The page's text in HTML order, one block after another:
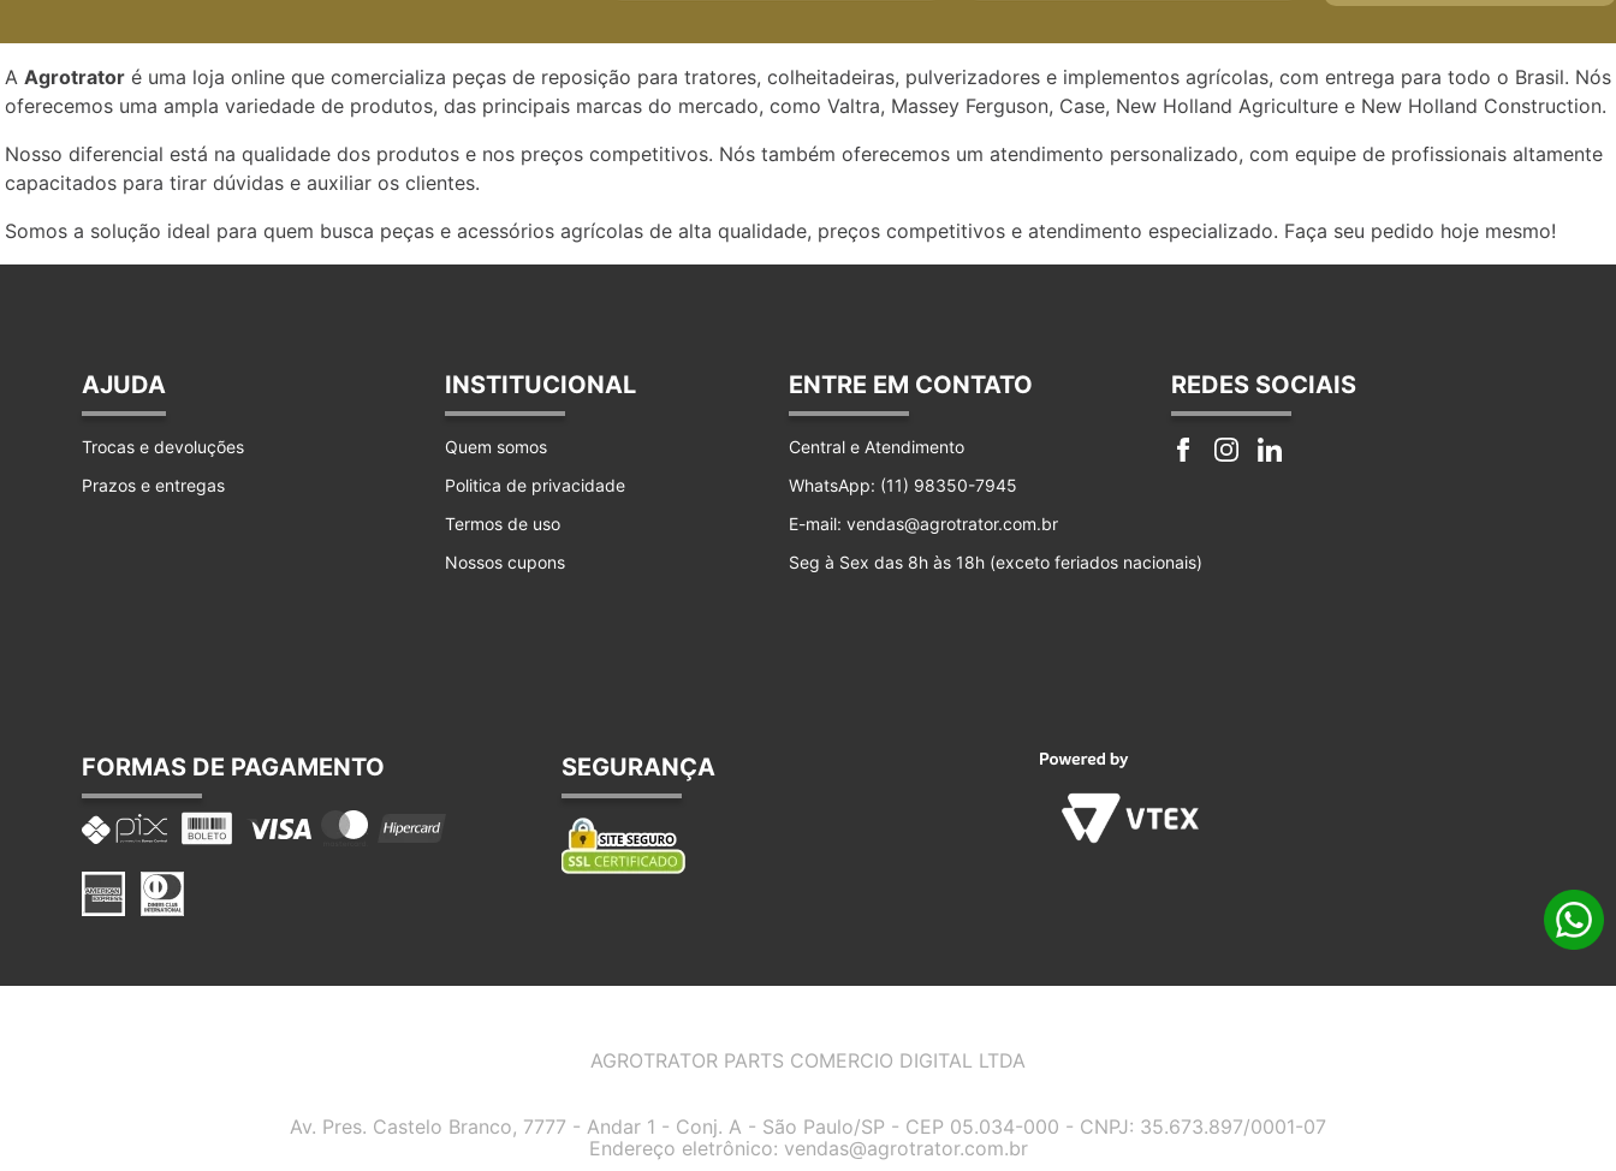
A Agrotrator é uma loja online que comercializa peças de reposição para tratores, colheitadeiras, pulverizadores e implementos agrícolas, com entrega para todo o Brasil. Nós
oferecemos uma ampla variedade de produtos, das principais marcas do mercado, como Valtra, Massey Ferguson, Case, New Holland Agriculture e New Holland Construction.
Nosso diferencial está na qualidade dos produtos e nos preços competitivos. Nós também oferecemos um atendimento personalizado, com equipe de profissionais altamente
capacitados para tirar dúvidas e auxiliar os clientes.
Somos a solução ideal para quem busca peças e acessórios agrícolas de alta qualidade, preços competitivos e atendimento especializado. Faça seu pedido hoje mesmo!
AJUDA
Trocas e devoluções
Prazos e entregas
INSTITUCIONAL
Quem somos
Politica de privacidade
Termos de uso
Nossos cupons
ENTRE EM CONTATO
Central e Atendimento
WhatsApp: (11) 98350-7945
E-mail: vendas@agrotrator.com.br
Seg à Sex das 8h às 18h (exceto feriados nacionais)
REDES SOCIAIS
FORMAS DE PAGAMENTO SEGURANÇA
AGROTRATOR PARTS COMERCIO DIGITAL LTDA
Av. Pres. Castelo Branco, 7777 - Andar 1 - Conj. A - São Paulo/SP - CEP 05.034-000 - CNPJ: 35.673.897/0001-07
Endereço eletrônico: vendas@agrotrator.com.br